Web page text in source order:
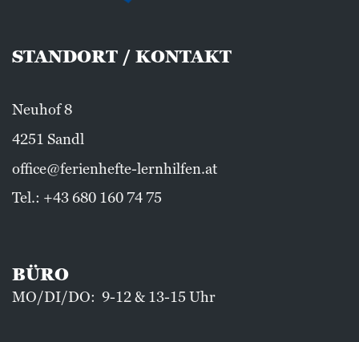
STANDORT / KONTAKT
Neuhof 8
4251 Sandl
office@ferienhefte-lernhilfen.at
Tel.: +43 680 160 74 75
BÜRO
MO/DI/DO: 9-12 & 13-15 Uhr